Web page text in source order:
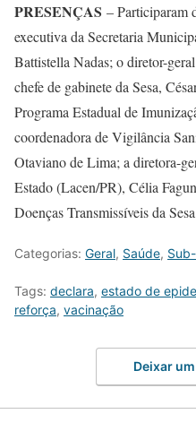
PRESENÇAS – Participaram
executiva da Secretaria
Battistella Nadas; o diretor-
chefe de gabinete da Sesa,
Programa Estadual de
coordenadora de Vigilância
Otaviano de Lima; a diretora-
Estado (Lacen/PR), Célia
Doenças Transmissíveis da
Categorias: Geral, Saúde,
Tags: declara, estado de
reforça, vacinação
Deixar